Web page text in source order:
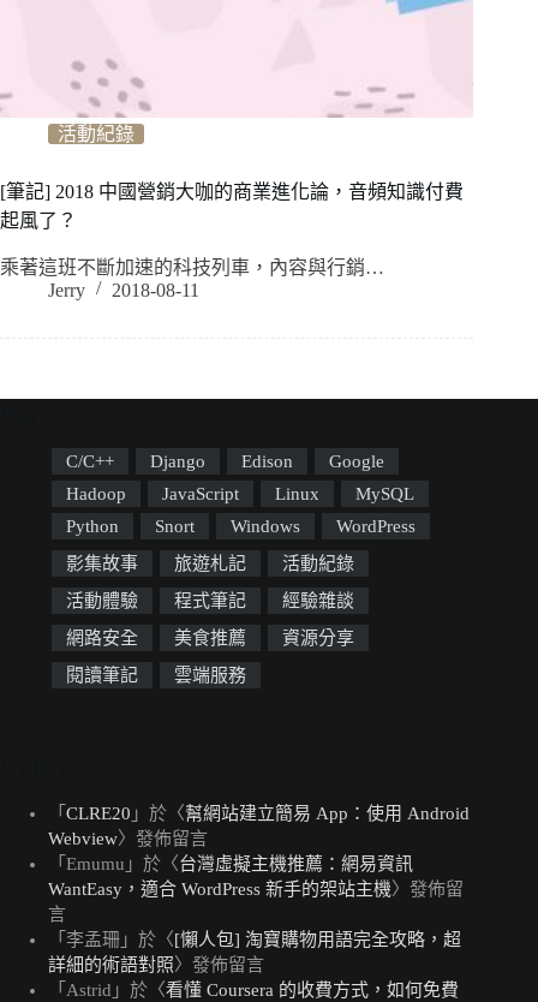
活動紀錄
[筆記] 2018 中國營銷大咖的商業進化論，音頻知識付費
起風了？
乘著這班不斷加速的科技列車，內容與行銷…
Jerry
2018-08-11
C/C++ Django Edison
Google
Hadoop
JavaScript Linux
MySQL
Python
Snort Windows
WordPress
影集故事
旅遊札記
活動紀錄
活動體驗
程式筆記
經驗雜談
網路安全
美食推薦
資源分享
閱讀筆記
雲端服務
「 CLRE20 」於〈幫網站建立簡易 App：使用 Android
Webview〉發佈留言
「 Emumu 」於〈台灣虛擬主機推薦：網易資訊
WantEasy，適合 WordPress 新手的架站主機〉發佈留
言
「 李孟珊 」於〈[懶人包] 淘寶購物用語完全攻略，超
詳細的術語對照〉發佈留言
「 Astrid 」於〈看懂 Coursera 的收費方式，如何免費